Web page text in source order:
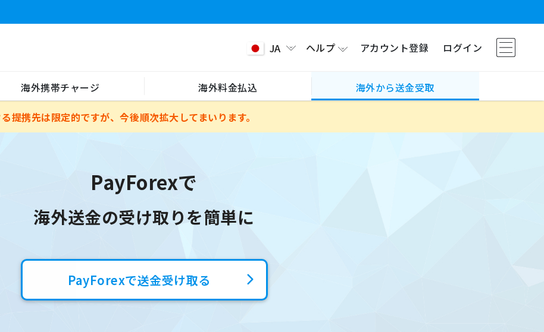
JA ヘルプ アカウント登録 ログイン
海外携帯チャージ 海外料金払込 海外から送金受取
携先は限定的ですが、今後順次拡大してまいります。
PayForexで
海外送金の受け取りを簡単に
PayForexで送金受け取る